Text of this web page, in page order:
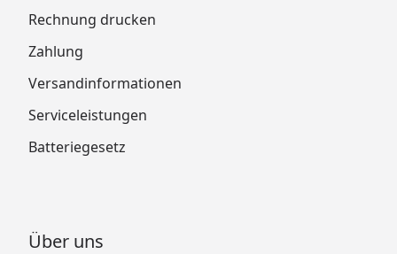
Rechnung drucken
Zahlung
Versandinformationen
Serviceleistungen
Batteriegesetz
Über uns